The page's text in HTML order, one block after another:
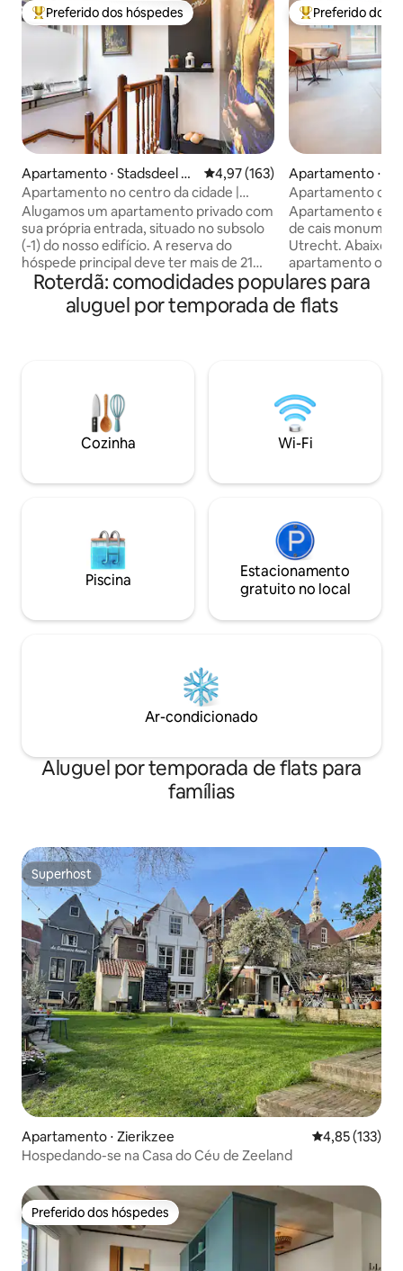
Entre os melhores preferidos dos hóspedes
Preferido dos hóspedes
Apartamento ⋅ Stadsdeel C
entrum
4,97 de uma avaliação média de
4,97 (163)
Apartamento no centro da cidade |
Modernizado | Ideal para famílias!
Alugamos um apartamento privado com
sua própria entrada, situado no subsolo
(-1) do nosso edifício. A reserva do
hóspede principal deve ter mais de 21
anos. A localização é muito próxima do
Vondelpark, que é ideal para famílias ou
se você quiser fazer uma
totalmente equipada e banheiro
podem ser configuradas em duplas ou
solteiras. * Wi-Fi, conexão a cabo e TV
Entre os
Preferido dos
Apartamento ⋅
Apartamento de
Oudegracht
Apartamento
de cais
Utrecht. Abaixo do nível da rua, o
apartamento
um refúgio
experiência única. Nosso porão de
auto-suficiente,
estilo e elegância
as
TV, toalhas e
regular estão
Roterdã: comodidades populares para
aluguel por temporada de flats
Cozinha Wi-Fi
Piscina
Estacionamento
gratuito no local
Ar-condicionado
Aluguel por temporada de flats para
famílias
Superhost
Superhost
Apartamento ⋅ Zierikzee 4,85 de uma
4,85 (133)
Hospedando-se na Casa do Céu de Zeeland
Preferido dos hóspedes
Preferido dos hóspedes